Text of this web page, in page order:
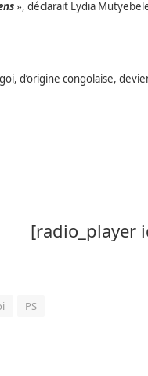
», déclarait Lydia
d’origine congolaise,
[radio_player
PS